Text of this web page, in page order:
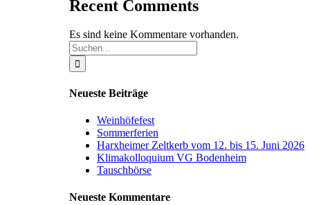
Recent Comments
Es sind keine Kommentare vorhanden.
Suche
nach:
Neueste Beiträge
Weinhöfefest
Sommerferien
Harxheimer Zeltkerb vom 12. bis 15. Juni 2026
Klimakolloquium VG Bodenheim
Tauschbörse
Neueste Kommentare